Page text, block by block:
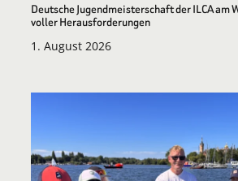
Deutsche Jugendmeisterschaft der ILCA am
voller Herausforderungen
1. August 2026